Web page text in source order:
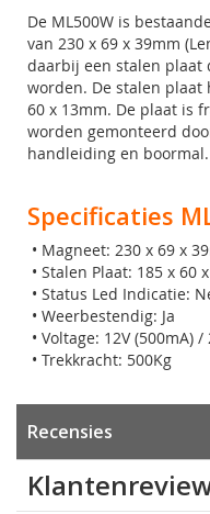
De ML500W is
van 230 x 69 x 39mm
daarbij een stalen plaat
worden. De stalen plaat
60 x 13mm. De plaat is
worden gemonteerd
handleiding en boormal.
Specificaties
• Magneet: 230 x 69 x
• Stalen Plaat: 185 x 60
• Status Led Indicatie:
• Weerbestendig: Ja
• Voltage: 12V (500mA) /
• Trekkracht: 500Kg
Recensies